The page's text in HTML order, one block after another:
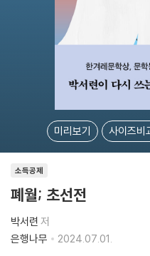
미리보기 사이즈비
소득공제
폐월; 초선전
박서련 저
은행나무
2024.07.01.